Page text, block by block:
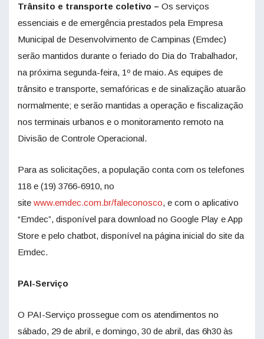
Trânsito e transporte coletivo – Os serviços
essenciais e de emergência prestados pela Empresa
Municipal de Desenvolvimento de Campinas (Emdec)
serão mantidos durante o feriado do Dia do Trabalhador,
na próxima segunda-feira, 1º de maio. As equipes de
trânsito e transporte, semafóricas e de sinalização atuarão
normalmente; e serão mantidas a operação e fiscalização
nos terminais urbanos e o monitoramento remoto na
Divisão de Controle Operacional.
Para as solicitações, a população conta com os telefones
118 e (19) 3766-6910, no
site www.emdec.com.br/faleconosco, e com o aplicativo
“Emdec”, disponível para download no Google Play e App
Store e pelo chatbot, disponível na página inicial do site da
Emdec.
PAI-Serviço
O PAI-Serviço prossegue com os atendimentos no
sábado, 29 de abril, e domingo, 30 de abril, das 6h30 às